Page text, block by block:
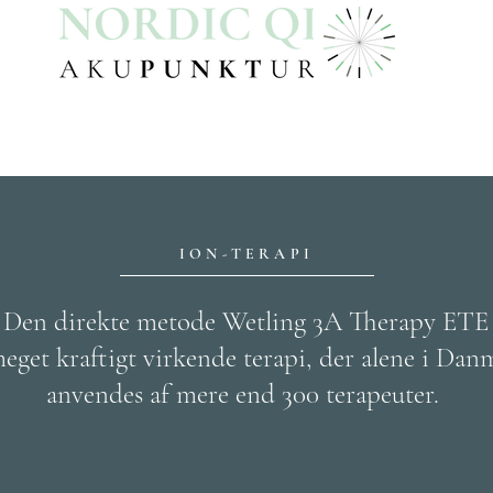
ION-TERAPI
Den direkte metode Wetling 3A Therapy ETE
kraftigt virkende terapi, der alene i
anvendes af mere end 300 terapeuter.